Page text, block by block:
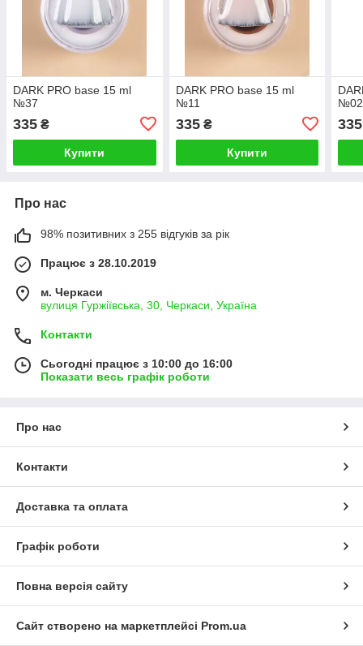
DARK PRO base 15 ml
№37
335 ₴
Купити
DARK PRO base 15 ml
№11
335₴
Купити
№02
335
Про нас
98% позитивних з 255 відгуків за рік
Працює з 28.10.2019
м. Черкаси
вулиця Гуржіївська, 30, Черкаси, Україна
Контакти
Сьогодні працює з 10:00 до 16:00
Показати весь графік роботи
Про нас
Контакти
Доставка та оплата
Графік роботи
Повна версія сайту
Сайт створено на маркетплейсі Prom.ua